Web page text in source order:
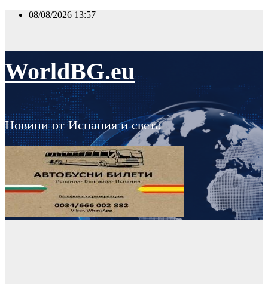
Skip
08/08/2026 13:57
WorldBG.eu
Новини от Испания и света